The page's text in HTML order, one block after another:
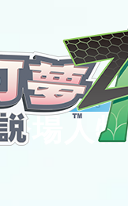
Characters
登場人物